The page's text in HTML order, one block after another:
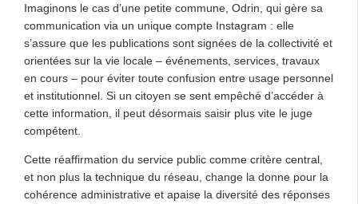
Imaginons le cas d’une petite commune, Odrin, qui gère sa
communication via un unique compte Instagram : elle
s’assure que les publications sont signées de la collectivité et
orientées sur la vie locale – événements, services, travaux
en cours – pour éviter toute confusion entre usage personnel
et institutionnel. Si un citoyen se sent empêché d’accéder à
cette information, il peut désormais saisir plus vite le juge
compétent.
Cette réaffirmation du service public comme critère central,
et non plus la technique du réseau, change la donne pour la
cohérence administrative et apaise la diversité des réponses